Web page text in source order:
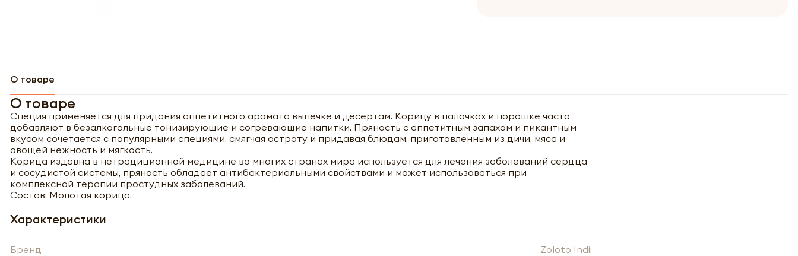
О товаре
О товаре
Специя применяется для придания аппетитного аромата выпечке и десертам. Корицу в палочках и порошке часто
добавляют в безалкогольные тонизирующие и согревающие напитки. Пряность с аппетитным запахом и пикантным
вкусом сочетается с популярными специями, смягчая остроту и придавая блюдам, приготовленным из дичи, мяса и
овощей нежность и мягкость.
Корица издавна в нетрадиционной медицине во многих странах мира используется для лечения заболеваний сердца
и сосудистой системы, пряность обладает антибактериальными свойствами и может использоваться при
комплексной терапии простудных заболеваний.
Состав: Молотая корица.
Характеристики
Бренд Zoloto Indii